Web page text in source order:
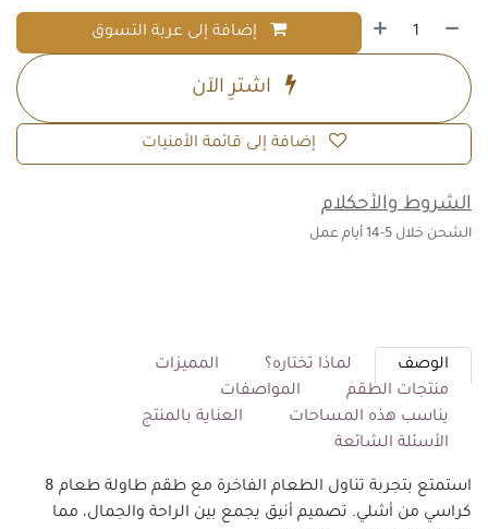
إضافة إلى عربة التسوق
اشترِ الآن
إضافة إلى قائمة الأمنيات
الشروط والأحكلام
الشحن خلال 5-14 أيام عمل
الوصف لماذا تختاره؟
المميزات
منتجات الطقم
المواصفات
يناسب هذه المساحات
العناية بالمنتج
الأسئلة الشائعة
استمتع بتجربة تناول الطعام الفاخرة مع طقم طاولة طعام 8
كراسي من أشلي. تصميم أنيق يجمع بين الراحة والجمال، مما